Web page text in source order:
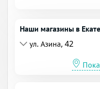
Наши магазины в
ул. Азина, 42